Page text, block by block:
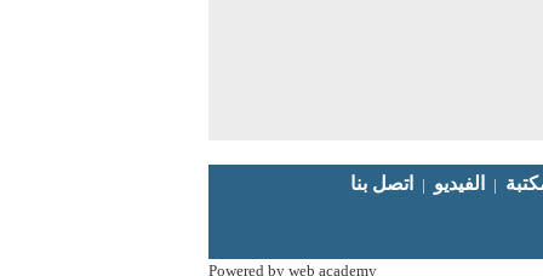
الفيديو
Powered by web academy